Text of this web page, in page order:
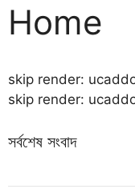
Home
skip render:
skip render:
সর্বশেষ সংবাদ